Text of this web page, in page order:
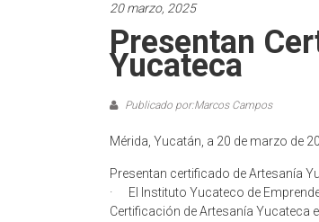
20 marzo, 2025
Presentan
Yucateca
Publicado por:Marcos Campos
Mérida, Yucatán, a 20 de marzo de
Presentan certificado de Artesanía
· El Instituto Yucateco de
Certificación de Artesanía Yucateca